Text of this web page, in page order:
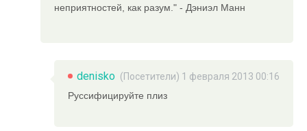
неприятностей, как разум." - Дэниэл Манн
denisko (Посетители) 1 февраля 2013 00:16
Руссифицируйте плиз